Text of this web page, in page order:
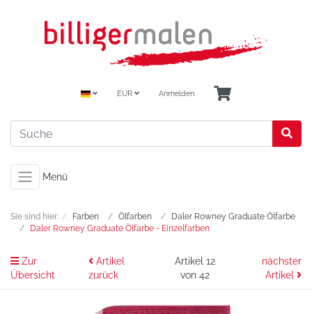
EUR Anmelden
Menü
Sie sind hier: Farben Ölfarben
Daler Rowney Graduate Ölfarbe
Daler Rowney Graduate Ölfarbe - Einzelfarben
Zur
Übersicht
Artikel
zurück
Artikel 12
von 42
nächster
Artikel